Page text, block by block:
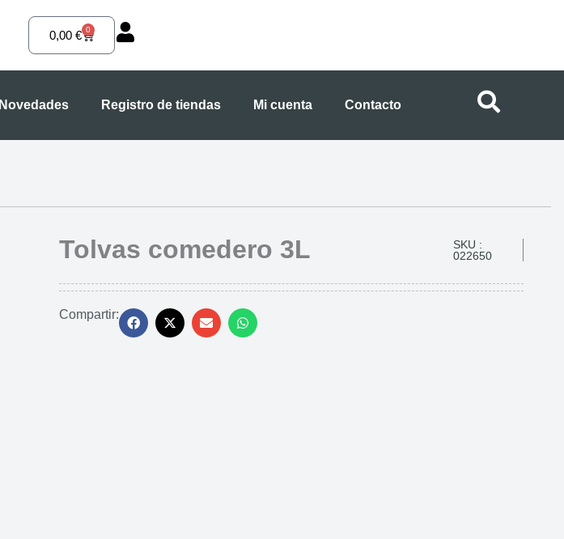
0,00 € 0
Carrito
Novedades Registro de tiendas Mi cuenta Contacto
Tolvas comedero 3L
SKU :
022650
Compartir: